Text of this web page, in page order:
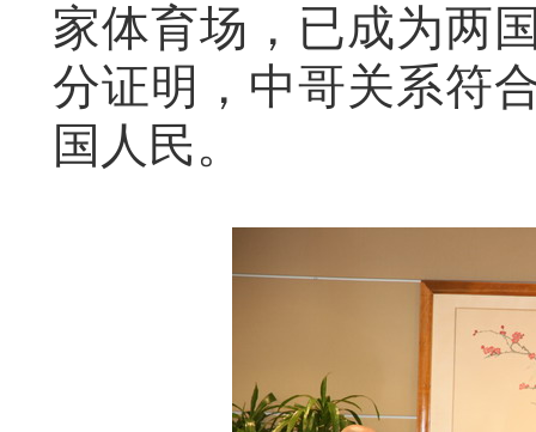
家体育场，已成为两
分证明，中哥关系符
国人民。